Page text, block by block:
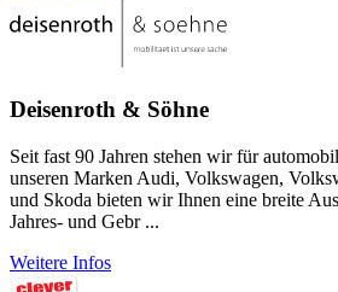
Deisenroth & Söhne
Seit fast 90 Jahren stehen wir für
unseren Marken Audi, Volkswagen,
und Skoda bieten wir Ihnen eine breite
Jahres- und Gebr ...
Weitere Infos